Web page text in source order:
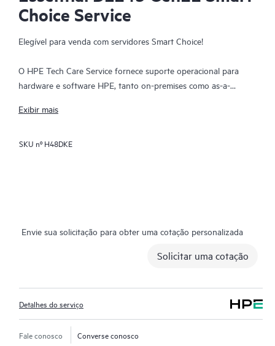
Choice Service
Elegível para venda com servidores Smart Choice!
O HPE Tech Care Service fornece suporte operacional para
hardware e software HPE, tanto on-premises como as-a-
focarem-se e a expandir o seu negócio principal, procurando
reativos. Este serviço oferece acesso direto a especialistas
operação, gestão e segurança dos seus produtos. Além disso, o
que oferece dados acionáveis, gestão de ativos, ferramentas de
Exibir mais
SKU nº H48DKE
Envie sua solicitação para obter uma cotação personalizada
Solicitar uma cotação
Detalhes do serviço
Fale conosco Converse conosco